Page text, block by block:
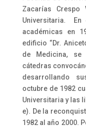
Zacarías
Universitaria. En
académicas en
edificio “Dr.
de Medicina,
cátedras
desarrollando
octubre de 1982
Universitaria y las
e). De la
1982 al año 2000.